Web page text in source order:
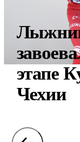
этапе
Чехии